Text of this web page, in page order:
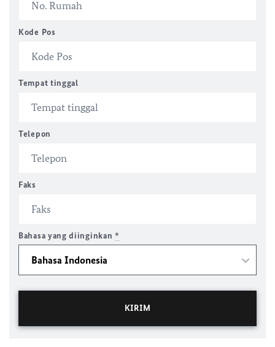
Kode Pos
Tempat tinggal
Telepon
Faks
Bahasa yang diinginkan*